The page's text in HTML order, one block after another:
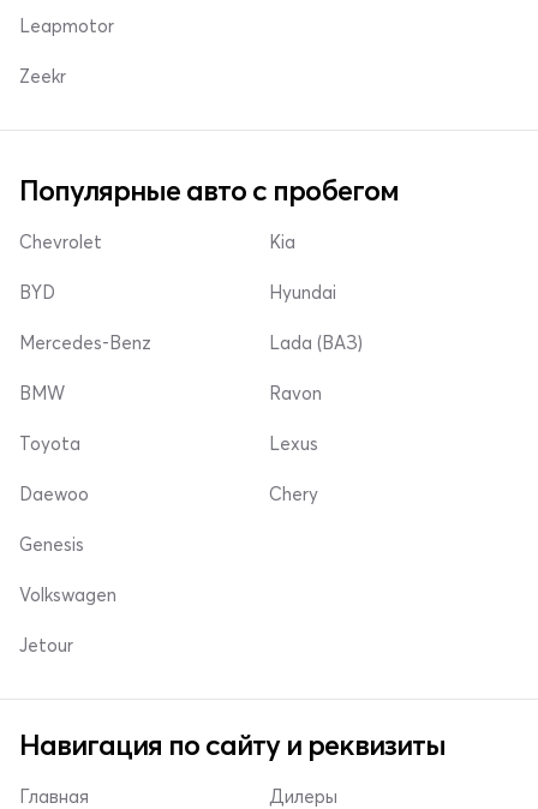
Leapmotor
Zeekr
Популярные авто с пробегом
Chevrolet
BYD
Mercedes-Benz
Kia
Hyundai
Lada (ВАЗ)
BMW
Toyota
Daewoo
Ravon
Lexus
Chery
Genesis
Volkswagen
Jetour
Навигация по сайту и реквизиты
Главная Дилеры